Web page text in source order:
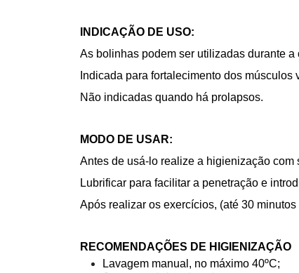
INDICAÇÃO DE USO:
As bolinhas podem ser utilizadas durante
Indicada para fortalecimento dos
Não indicadas quando há prolapsos.
MODO DE USAR:
Antes de usá-lo realize a higienização
Lubrificar para facilitar a penetração e
Após realizar os exercícios, (até 30
RECOMENDAÇÕES DE HIGIENIZAÇÃO
Lavagem manual, no máximo 40ºC;